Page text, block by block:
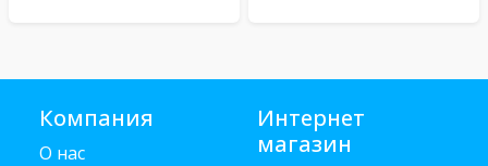
Компания
О нас
Интернет
магазин